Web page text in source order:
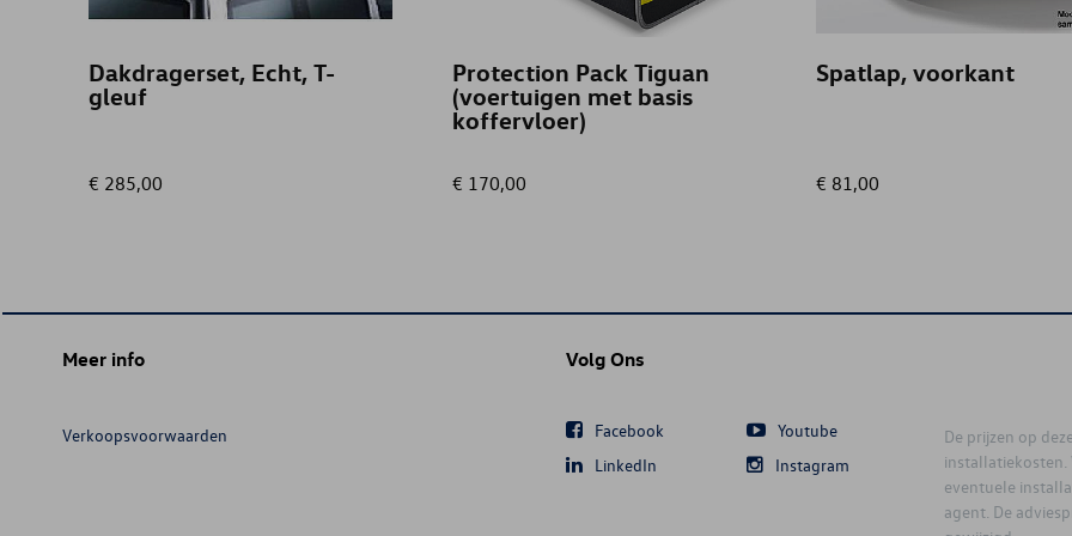
Dakdragerset, Echt, T-
gleuf
€ 285,00
Protection Pack Tiguan
(voertuigen met basis
koffervloer)
€ 170,00
Spatlap, voorkant
€ 81,00
Meer info
Verkoopsvoorwaarden
Volg Ons
Facebook
Youtube
LinkedIn
Instagram
De prijzen op
installatiekosten.
eventuele
agent. De